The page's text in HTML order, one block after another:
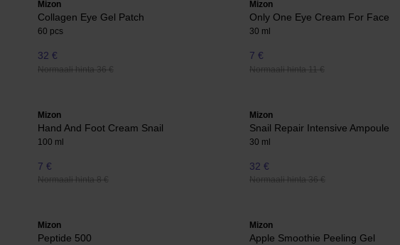
Mizon
Collagen Eye Gel Patch
60 pcs
32 €
Normaali hinta 36 €
Mizon
Only One Eye Cream For Face
30 ml
7 €
Normaali hinta 11 €
Mizon
Hand And Foot Cream Snail
100 ml
7 €
Normaali hinta 8 €
Mizon
Snail Repair Intensive Ampoule
30 ml
32 €
Normaali hinta 36 €
Mizon
Peptide 500
Mizon
Apple Smoothie Peeling Gel